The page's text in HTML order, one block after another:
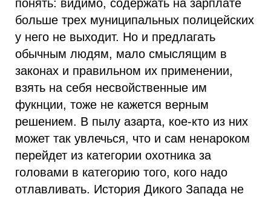
понять: видимо, содержать на зарплате
больше трех муниципальных полицейских
у него не выходит. Но и предлагать
обычным людям, мало смыслящим в
законах и правильном их применении,
взять на себя несвойственные им
фукнции, тоже не кажется верным
решением. В пылу азарта, кое-кто из них
может так увлечься, что и сам ненароком
перейдет из категории охотника за
головами в категорию того, кого надо
отлавливать. История Дикого Запада не